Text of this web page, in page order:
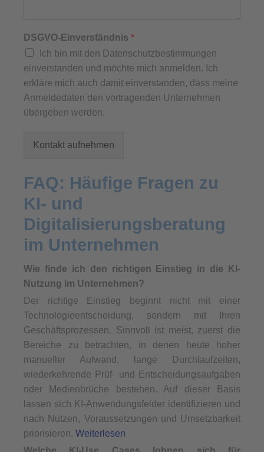
DSGVO-Einverständnis *
Ich bin mit den Datenschutzbestimmungen
einverstanden und möchte mich anmelden. Ich
erkläre mich auch damit einverstanden, dass meine
Anmeldedaten den vortragenden Unternehmen
übergeben werden.
Kontakt aufnehmen
FAQ: Häufige Fragen zu
KI- und
Digitalisierungsberatung
im Unternehmen
Wie finde ich den richtigen Einstieg in die KI-
Nutzung im Unternehmen?
Der richtige Einstieg beginnt nicht mit einer
Technologieentscheidung, sondern mit Ihren
Geschäftsprozessen. Sinnvoll ist meist, zuerst die
Bereiche zu betrachten, in denen heute hoher
manueller Aufwand, lange Durchlaufzeiten,
wiederkehrende Prüf- und Entscheidungsaufgaben
oder Medienbrüche bestehen. Auf dieser Basis
lassen sich KI-Anwendungsfelder identifizieren und
nach Nutzen, Voraussetzungen und Umsetzbarkeit
priorisieren. Weiterlesen